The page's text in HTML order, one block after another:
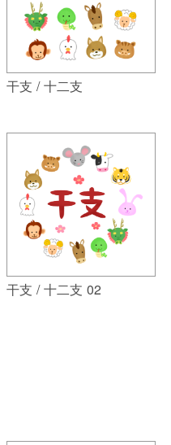
干支 / 十二支
干支 / 十二支 02